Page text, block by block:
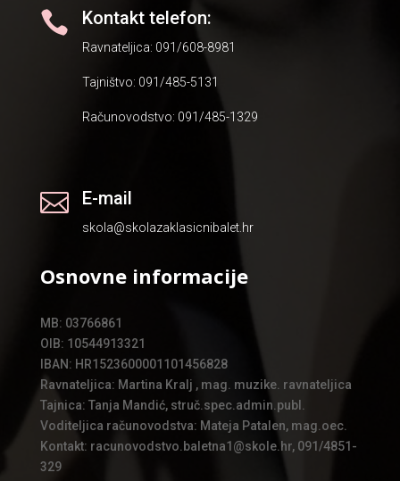
 Kontakt telefon:
Ravnateljica: 091/608-8981
Tajništvo: 091/485-5131
Računovodstvo: 091/485-1329
 E-mail
skola@skolazaklasicnibalet.hr
Osnovne informacije
MB: 03766861
OIB: 10544913321
IBAN: HR1523600001101456828
Ravnateljica: Martina Kralj , mag. muzike. ravnateljica
Tajnica: Tanja Mandić, struč.spec.admin.publ.
Voditeljica računovodstva: Mateja Patalen, mag.oec.
Kontakt: racunovodstvo.baletna1@skole.hr, 091/4851-
329